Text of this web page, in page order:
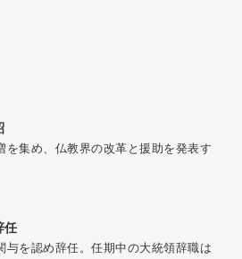
を集め、仏教界の改革と援助を発表す
任
与を認め辞任。任期中の大統領辞職は